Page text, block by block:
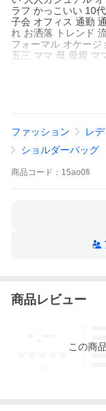
ラフ かっこいい 10
子会 オフィス 通勤
れ お洒落 トレンド
フォーマル オケー
五三 ママ 母 母親 マ
ファッション レ
ショルダーバッグ
商品 コード： 15ao0fi
商品レビュー
3
この商品